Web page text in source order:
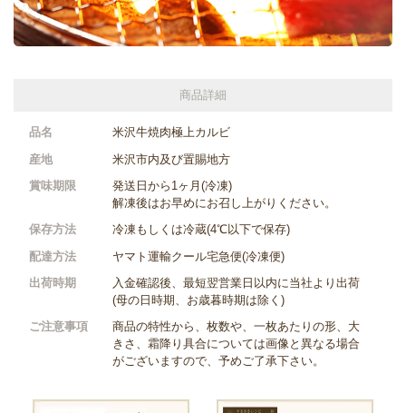
商品詳細
品名
米沢牛焼肉極上カルビ
産地
米沢市内及び置賜地方
賞味期限
発送日から1ヶ月(冷凍)
解凍後はお早めにお召し上がりください。
保存方法
冷凍もしくは冷蔵(4℃以下で保存)
配達方法
ヤマト運輸クール宅急便(冷凍便)
出荷時期
入金確認後、最短翌営業日以内に当社より出荷
(母の日時期、お歳暮時期は除く)
ご注意事項
商品の特性から、枚数や、一枚あたりの形、大
きさ、霜降り具合については画像と異なる場合
がございますので、予めご了承下さい。